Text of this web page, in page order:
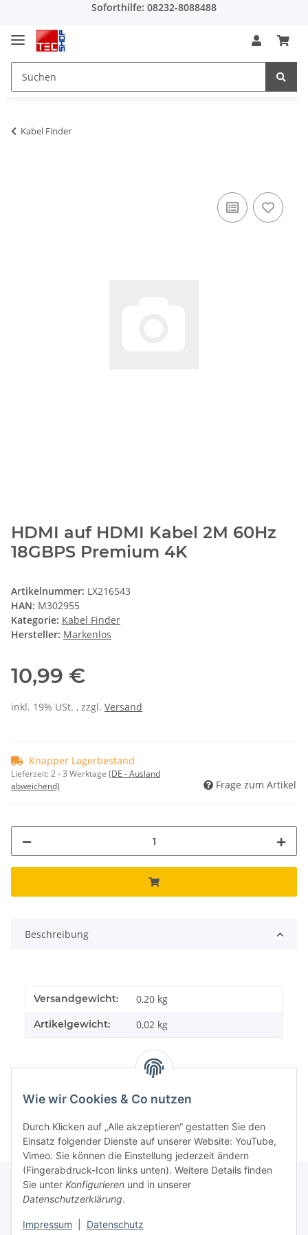
Soforthilfe: 08232-8088488
Kabel Finder
HDMI auf HDMI Kabel 2M 60Hz
18GBPS Premium 4K
Artikelnummer: LX216543
HAN: M302955
Kategorie: Kabel Finder
Hersteller: Markenlos
10,99 €
inkl. 19% USt. , zzgl. Versand
Knapper Lagerbestand
Lieferzeit:2 - 3 Werktage (DE - Ausland
abweichend)
Frage zum Artikel
Beschreibung
Versandgewicht: 0,20 kg
Artikelgewicht: 0,02 kg
Wie wir Cookies & Co nutzen
Durch Klicken auf „Alle akzeptieren“ gestatten Sie den
Einsatz folgender Dienste auf unserer Website: YouTube,
Vimeo. Sie können die Einstellung jederzeit ändern
(Fingerabdruck-Icon links unten). Weitere Details finden
Sie unter Konfigurieren und in unserer
Datenschutzerklärung.
Impressum Datenschutz